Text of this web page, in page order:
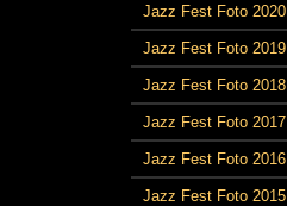
Jazz Fest Foto 2020
Jazz Fest Foto 2019
Jazz Fest Foto 2018
Jazz Fest Foto 2017
Jazz Fest Foto 2016
Jazz Fest Foto 2015